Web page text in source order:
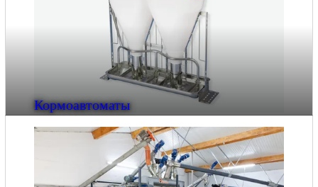
Кормоавтоматы